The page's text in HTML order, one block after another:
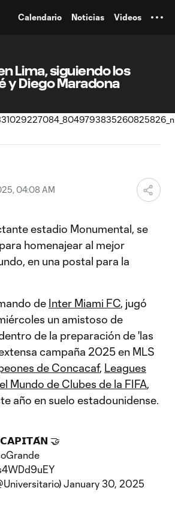
Calendario Noticias Videos
Lima, siguiendo los
y Diego Maradona
04:08 AM
estadio Monumental, se
homenajear al mejor
en una postal para la
de Inter Miami FC, jugó
un amistoso de
de la preparación de 'las
campaña 2025 en MLS
de Concacaf, Leagues
Mundo de Clubes de la FIFA,
año en suelo estadounidense.
🤝
January 30, 2025